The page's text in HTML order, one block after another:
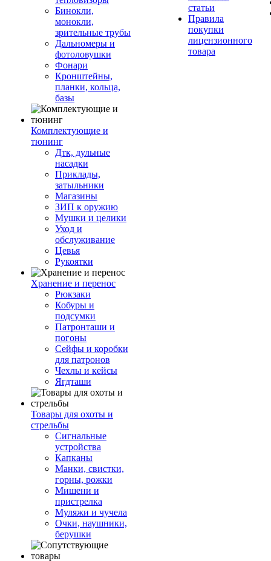
Бинокли,
монокли,
зрительные трубы
Дальномеры и
фотоловушки
Фонари
Кронштейны,
планки, кольца,
базы
Комплектующие и
тюнинг
Дтк, дульные
насадки
Приклады,
затыльники
Магазины
ЗИП к оружию
Мушки и целики
Уход и
обслуживание
Цевья
Рукоятки
Хранение и перенос
Рюкзаки
Кобуры и
подсумки
Патронташи и
погоны
Сейфы и коробки
для патронов
Чехлы и кейсы
Ягдташи
Товары для охоты и
стрельбы
Сигнальные
устройства
Капканы
Манки, свистки,
горны, рожки
Мишени и
пристрелка
Муляжи и чучела
Очки, наушники,
берушки
статьи
Правила
покупки
лицензионного
товара